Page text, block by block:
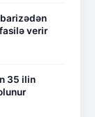
verir
35 ilin